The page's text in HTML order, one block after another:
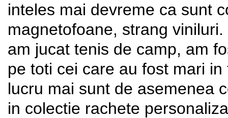
inteles mai devreme ca sunt
magnetofoane, strang
am jucat tenis de camp, am
pe toti cei care au fost mari
lucru mai sunt de asemenea
in colectie rachete